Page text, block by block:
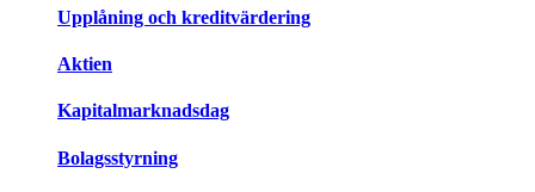
Upplåning och kreditvärdering
Aktien
Kapitalmarknadsdag
Bolagsstyrning